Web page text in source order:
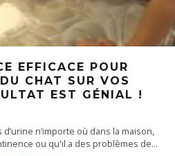
EFFICACE POUR
CHAT SUR VOS
EST GÉNIAL !
n’importe où dans la maison,
ou qu'il a des problèmes de...